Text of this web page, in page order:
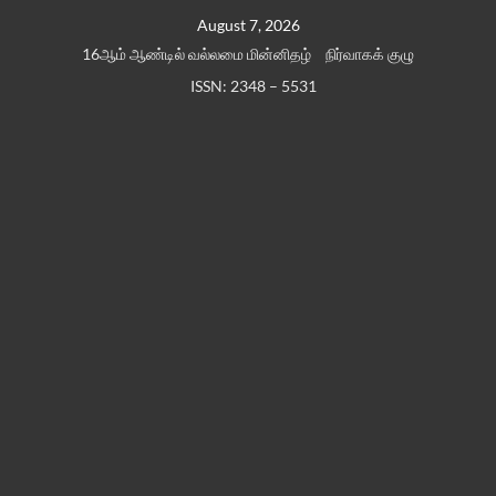
August 7, 2026
16ஆம் ஆண்டில் வல்லமை மின்னிதழ்
நிர்வாகக் குழு
ISSN: 2348 – 5531